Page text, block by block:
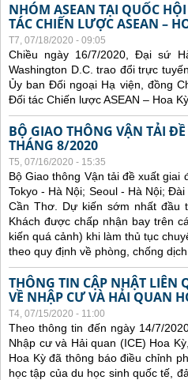
NHÓM ASEAN TẠI QUỐC
TÁC CHIẾN LƯỢC ASEAN –
T7, 07/18/2020 - 09:05
Chiều ngày 16/7/2020, Đại sứ
Washington D.C. trao đổi trực
Ủy ban Đối ngoại Hạ viện, đồng
Đối tác Chiến lược ASEAN – Hoa Kỳ.
BỘ GIAO THÔNG VẬN TẢI
THÁNG 8/2020
T5, 07/16/2020 - 15:35
Bộ Giao thông Vận tải đề xuất
Tokyo - Hà Nội; Seoul - Hà Nội;
Cần Thơ. Dự kiến sớm nhất đầu
Khách được chấp nhận bay trên
kiến quá cảnh) khi làm thủ tục
theo quy định về phòng, chống dịch
THÔNG TIN CẬP NHẬT LIÊN
VỀ NHẬP CƯ VÀ HẢI QUAN
T4, 07/15/2020 - 11:00
Theo thông tin đến ngày 14/7/
Nhập cư và Hải quan (ICE) Hoa
Hoa Kỳ đã thông báo điều chỉnh
học tập của du học sinh quốc tế,